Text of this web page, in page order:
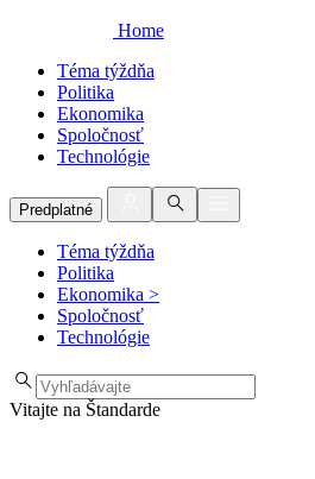
Home
Téma týždňa
Politika
Ekonomika
Spoločnosť
Technológie
Predplatné
Téma týždňa
Politika
Ekonomika >
Spoločnosť
Technológie
Vitajte na Štandarde